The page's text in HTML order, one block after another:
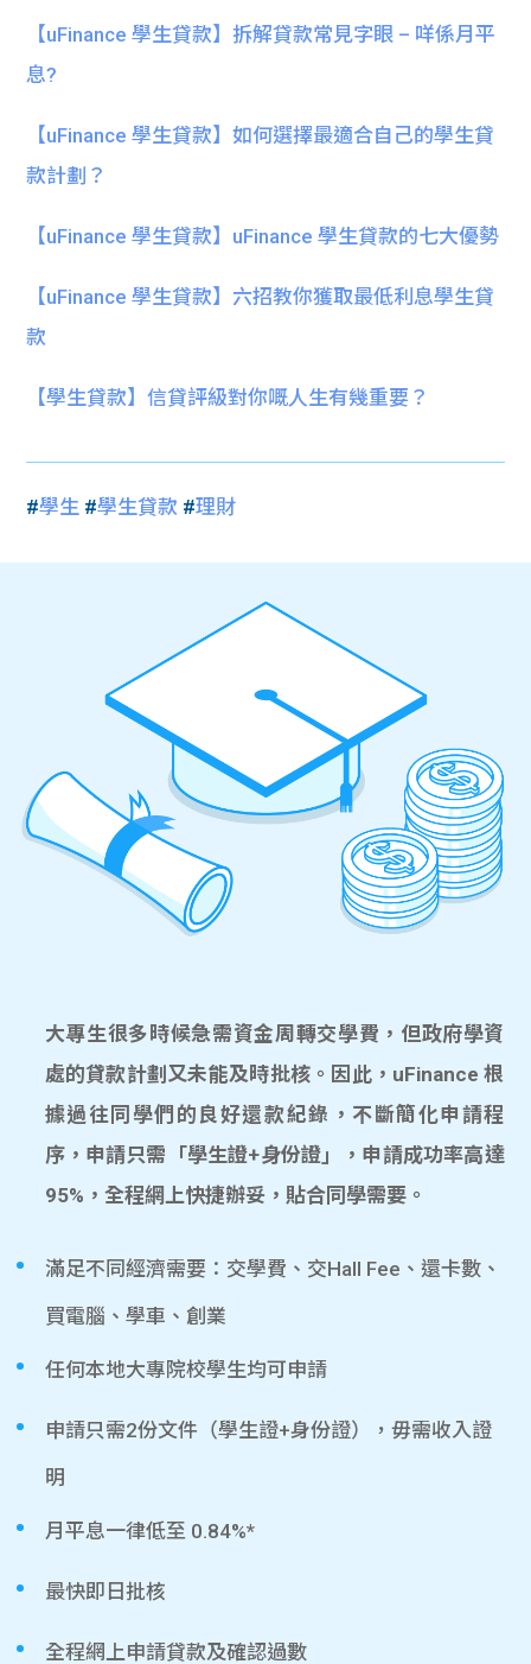
【uFinance 學生貸款】拆解貸款常見字眼 – 咩係月平
息?
【uFinance 學生貸款】如何選擇最適合自己的學生貸
款計劃？
【uFinance 學生貸款】uFinance 學生貸款的七大優勢
【uFinance 學生貸款】六招教你獲取最低利息學生貸
款
【學生貸款】信貸評級對你嘅人生有幾重要？
#學生 #學生貸款 #理財
大專生很多時候急需資金周轉交學費，但政府學資
處的貸款計劃又未能及時批核。因此，uFinance 根
據過往同學們的良好還款紀錄，不斷簡化申請程
序，申請只需「學生證+身份證」，申請成功率高達
95%，全程網上快捷辦妥，貼合同學需要。
滿足不同經濟需要：交學費、交Hall Fee、還卡數、
買電腦、學車、創業
任何本地大專院校學生均可申請
申請只需2份文件（學生證+身份證），毋需收入證
明
月平息一律低至 0.84%*
最快即日批核
全程網上申請貸款及確認過數